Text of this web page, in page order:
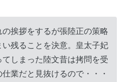
挨拶をするが張陸正の策略
残ることを決意。皇太子妃
しまった陸文昔は拷問を受
業だと見抜けるので・・・